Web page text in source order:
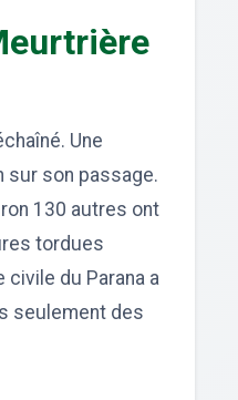
Une
sur son passage.
130 autres ont
tordues
du Parana a
seulement des